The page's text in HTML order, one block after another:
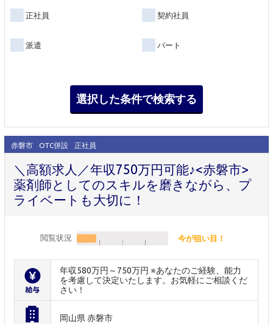
正社員 契約社員
派遣 パート
赤磐市 OTC併設 正社員
＼高額求人／年収750万円可能♪<赤磐市>
薬剤師としてのスキルを磨きながら、プ
ライベートも大切に！
閲覧状況 今が狙い目！
年収580万円～750万円 ※あなたのご経験、能力
を考慮して決定いたします。お気軽にご相談くだ
さい！
岡山県 赤磐市